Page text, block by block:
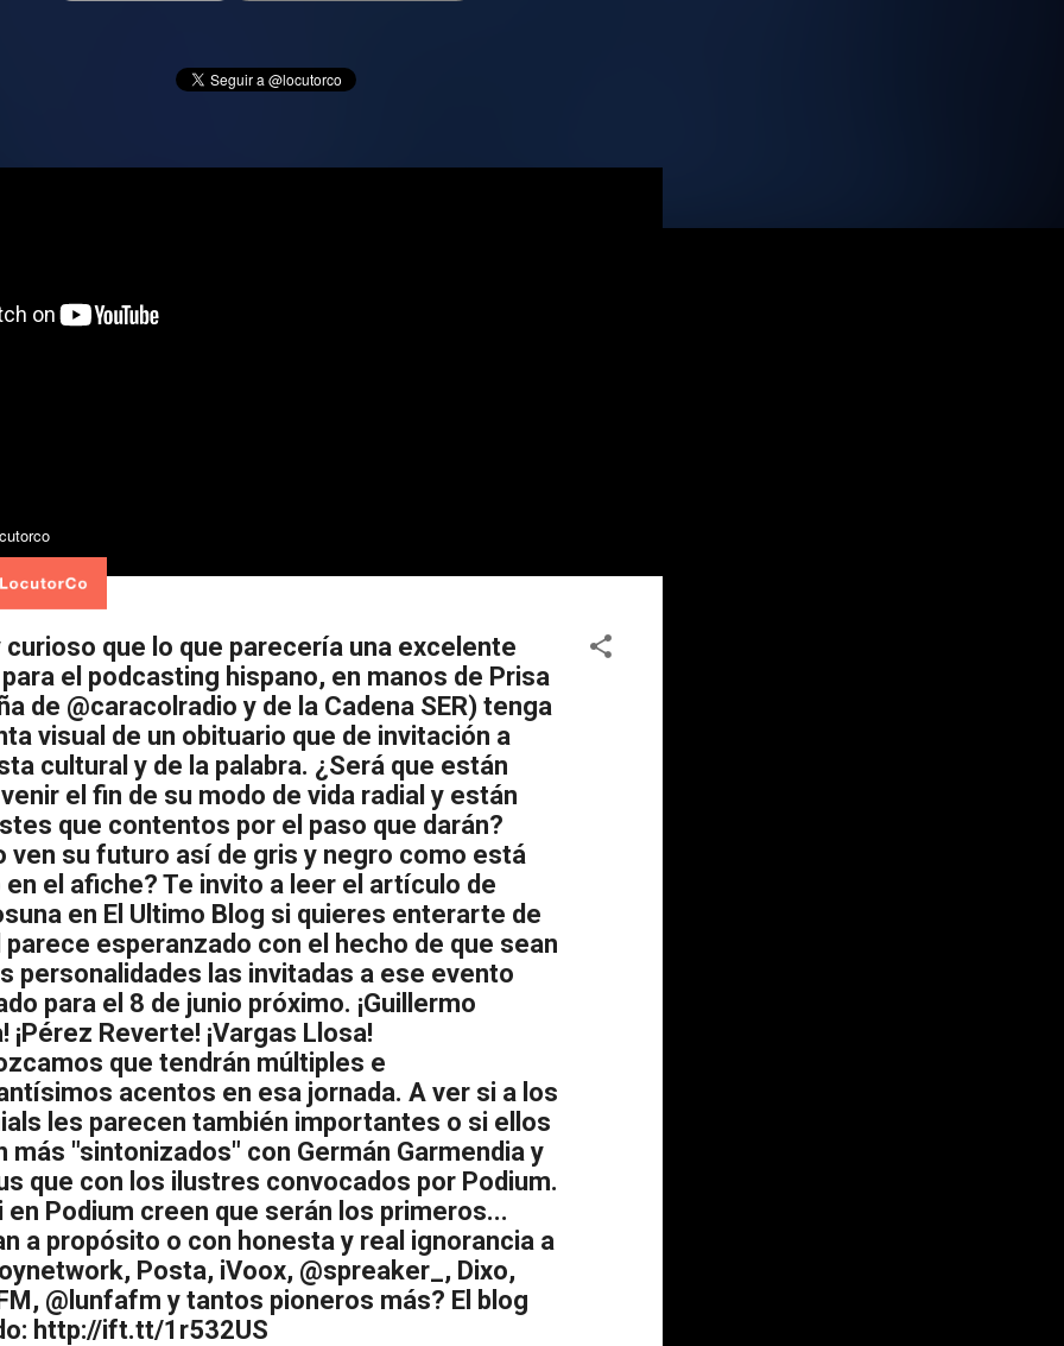
curioso que lo que parecería una excelente
el podcasting hispano, en manos de Prisa
de @caracolradio y de la Cadena SER) tenga
visual de un obituario que de invitación a
cultural y de la palabra. ¿Será que están
el fin de su modo de vida radial y están
que contentos por el paso que darán?
ven su futuro así de gris y negro como está
el afiche? Te invito a leer el artículo de
en El Ultimo Blog si quieres enterarte de
parece esperanzado con el hecho de que sean
personalidades las invitadas a ese evento
para el 8 de junio próximo. ¡Guillermo
¡Pérez Reverte! ¡Vargas Llosa!
que tendrán múltiples e
acentos en esa jornada. A ver si a los
les parecen también importantes o si ellos
más "sintonizados" con Germán Garmendia y
que con los ilustres convocados por Podium.
en Podium creen que serán los primeros...
a propósito o con honesta y real ignorancia a
Posta, iVoox, @spreaker_, Dixo,
@lunfafm y tantos pioneros más? El blog
http://ift.tt/1r532US